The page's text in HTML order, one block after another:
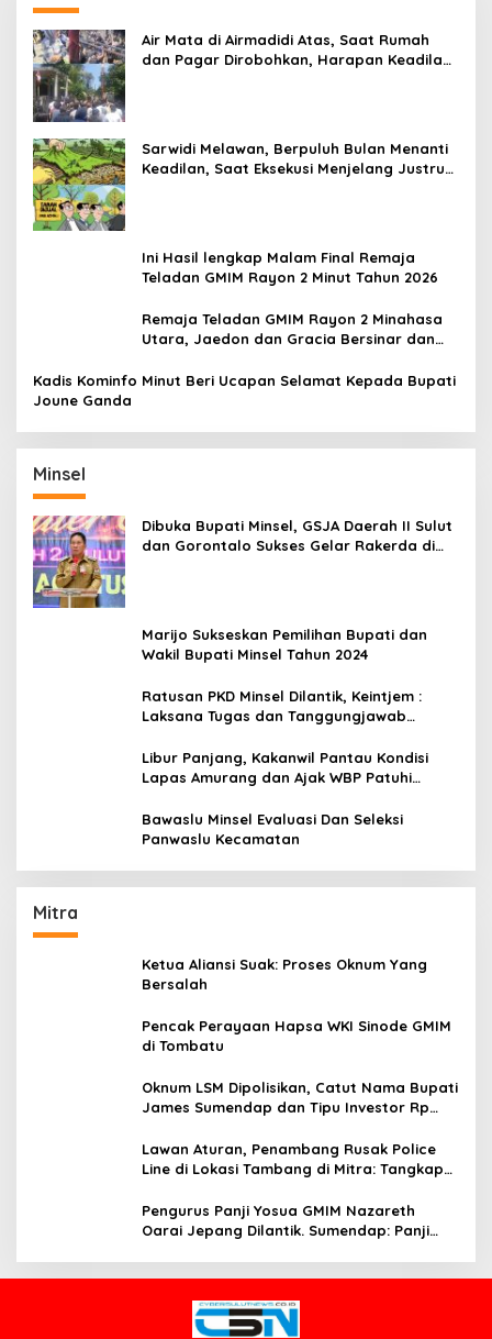
Air Mata di Airmadidi Atas, Saat Rumah
dan Pagar Dirobohkan, Harapan Keadilan
Sarwidi Melawan, Berpuluh Bulan Menanti
Keadilan, Saat Eksekusi Menjelang Justru
Ini Hasil lengkap Malam Final Remaja
Teladan GMIM Rayon 2 Minut Tahun 2026
Remaja Teladan GMIM Rayon 2 Minahasa
Utara, Jaedon dan Gracia Bersinar dan
Kadis Kominfo Minut Beri Ucapan Selamat Kepada Bupati
Joune Ganda
Minsel
Dibuka Bupati Minsel, GSJA Daerah II Sulut
dan Gorontalo Sukses Gelar Rakerda di
Marijo Sukseskan Pemilihan Bupati dan
Wakil Bupati Minsel Tahun 2024
Ratusan PKD Minsel Dilantik, Keintjem :
Laksana Tugas dan Tanggungjawab
Libur Panjang, Kakanwil Pantau Kondisi
Lapas Amurang dan Ajak WBP Patuhi
Bawaslu Minsel Evaluasi Dan Seleksi
Panwaslu Kecamatan
Mitra
Ketua Aliansi Suak: Proses Oknum Yang
Bersalah
Pencak Perayaan Hapsa WKI Sinode GMIM
di Tombatu
Oknum LSM Dipolisikan, Catut Nama Bupati
James Sumendap dan Tipu Investor Rp
Lawan Aturan, Penambang Rusak Police
Line di Lokasi Tambang di Mitra: Tangkap
Pengurus Panji Yosua GMIM Nazareth
Oarai Jepang Dilantik. Sumendap: Panji